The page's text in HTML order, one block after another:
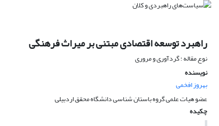
راهبرد توسعه اقتصادی مبتنی بر میراث فرهنگی
نوع مقاله : گردآوری و مروری
نویسنده
بهروز افخمی
عضو هیات علمی گروه باستان شناسی دانشگاه محقق اردبیلی
چکیده